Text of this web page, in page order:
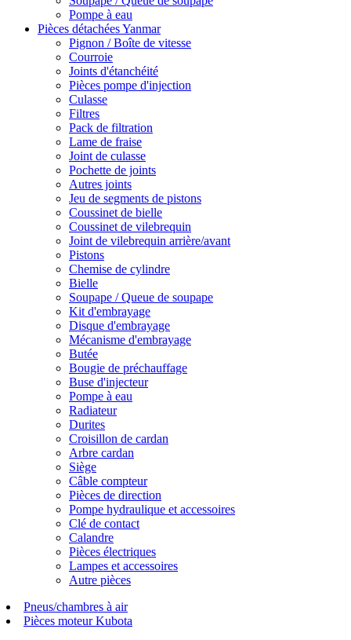
Pompe à eau
Pièces détachées Yanmar
Pignon / Boîte de vitesse
Courroie
Joints d'étanchéité
Pièces pompe d'injection
Culasse
Filtres
Pack de filtration
Lame de fraise
Joint de culasse
Pochette de joints
Autres joints
Jeu de segments de pistons
Coussinet de bielle
Coussinet de vilebrequin
Joint de vilebrequin arrière/avant
Pistons
Chemise de cylindre
Bielle
Soupape / Queue de soupape
Kit d'embrayage
Disque d'embrayage
Mécanisme d'embrayage
Butée
Bougie de préchauffage
Buse d'injecteur
Pompe à eau
Radiateur
Durites
Croisillon de cardan
Arbre cardan
Siège
Câble compteur
Pièces de direction
Pompe hydraulique et accessoires
Clé de contact
Calandre
Pièces électriques
Lampes et accessoires
Autre pièces
Pneus/chambres à air
Pièces moteur Kubota